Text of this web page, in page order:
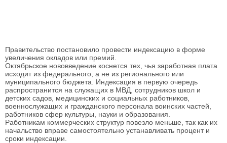
Правительство постановило провести индексацию в форме
увеличения окладов или премий.
Октябрьское нововведение коснется тех, чья заработная плата
исходит из федерального, а не из регионального или
муниципального бюджета. Индексация в первую очередь
распространится на служащих в МВД, сотрудников школ и
детских садов, медицинских и социальных работников,
военнослужащих и гражданского персонала воинских частей,
работников сфер культуры, науки и образования.
Работникам коммерческих структур повезло меньше, так как их
начальство вправе самостоятельно устанавливать процент и
сроки индексации.